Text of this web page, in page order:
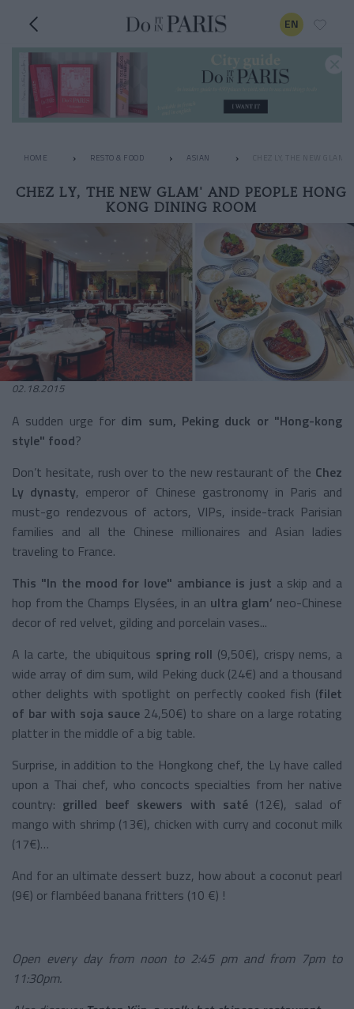
EN
HOME RESTO & FOOD ASIAN CHEZ LY, THE NEW
CHEZ LY, THE NEW GLAM' AND PEOPLE HONG
KONG DINING ROOM
02.18.2015
A sudden urge for dim sum, Peking duck or "Hong-kong
style" food?
Don’t hesitate, rush over to the new restaurant of the Chez
Ly dynasty, emperor of Chinese gastronomy in Paris and
must-go rendezvous of actors, VIPs, inside-track Parisian
families and all the Chinese millionaires and Asian ladies
traveling to France.
This "In the mood for love" ambiance is just a skip and a
hop from the Champs Elysées, in an ultra glam’ neo-Chinese
decor of red velvet, gilding and porcelain vases...
A la carte, the ubiquitous spring roll (9,50€), crispy nems, a
wide array of dim sum, wild Peking duck (24€) and a thousand
other delights with spotlight on perfectly cooked fish (filet
of bar with soja sauce 24,50€) to share on a large rotating
platter in the middle of a big table.
Surprise, in addition to the Hongkong chef, the Ly have called
upon a Thai chef, who concocts specialties from her native
country: grilled beef skewers with saté(12€), salad of
mango with shrimp (13€), chicken with curry and coconut milk
(17€)…
And for an ultimate dessert buzz, how about a coconut pearl
(9€) or flambéed banana fritters (10 €) !
Open every day from noon to 2:45 pm and from 7pm to
11:30pm.